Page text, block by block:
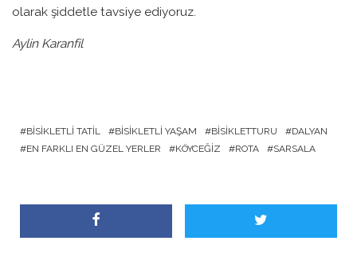
olarak şiddetle tavsiye ediyoruz.
Aylin Karanfil
BISIKLETLI TATIL BISIKLETLI YAŞAM BISIKLETTURU
DALYAN
EN FARKLI EN GÜZEL YERLER
KÖYCEĞIZ ROTA SARSALA